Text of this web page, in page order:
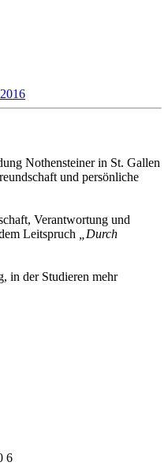
Nothensteiner in St. Gallen
und persönliche
Verantwortung und
Leitspruch
„Durch
in der Studieren mehr
6